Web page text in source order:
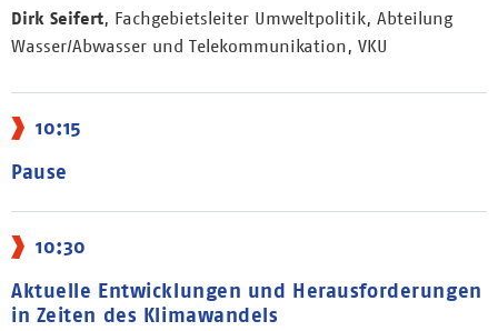
Dirk Seifert, Fachgebietsleiter Umweltpolitik, Abteilung
Wasser/Abwasser und Telekommunikation, VKU
10:15
Pause
10:30
Aktuelle Entwicklungen und Herausforderungen
in Zeiten des Klimawandels